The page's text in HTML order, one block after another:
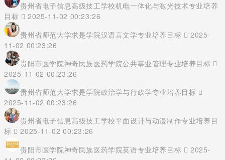
贵州省电子信息高级技工学校机电一体化与激光技术专业培养
目标
2025-11-02 00:23:26
贵州省师范大学求是学院汉语言文学专业培养目标
2025-
11-02 00:23:26
贵阳市医学院神奇民族医药学院公共事业管理专业培养目标
2025-11-02 00:23:26
贵州省师范大学求是学院政治学与行政学专业培养目标
2025-11-02 00:23:26
贵州省电子信息高级技工学校平面设计与动漫制作专业培养目
标
2025-11-02 00:23:26
贵阳市医学院神奇民族医药学院英语专业培养目标
2025-